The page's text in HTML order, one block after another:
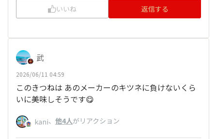
いいね 返信する
武
2026/06/11 04:59
このきつねは あのメーカーのキツネに負けないくら
いに美味しそうです😋
kani、 他4人がリアクション